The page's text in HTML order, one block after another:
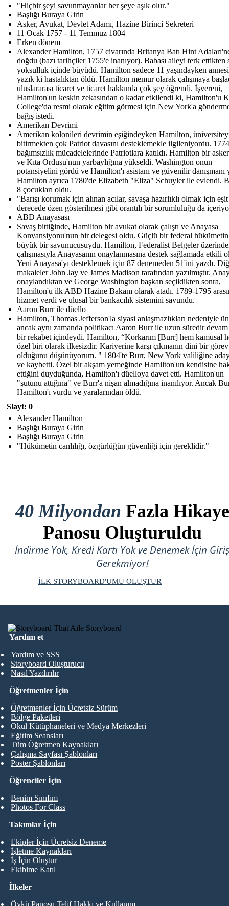
"Hiçbir şeyi savunmayanlar her şeye aşık olur."
Başlığı Buraya Girin
Asker, Avukat, Devlet Adamı, Hazine Birinci Sekreteri
11 Ocak 1757 - 11 Temmuz 1804
Erken dönem
Alexander Hamilton, 1757 civarında Britanya Batı Hint
doğdu (bazı tarihçiler 1755'e inanıyor). Babası aileyi terk ettikten
yoksulluk içinde büyüdü. Hamilton sadece 11 yaşındayken
yazık ki hastalıktan öldü. Hamilton memur olarak çalışmaya
uluslararası ticaret ve ticaret hakkında çok şey öğrendi. İşvereni,
Hamilton'un keskin zekasından o kadar etkilendi ki, Hamilton'u
College'da resmi olarak eğitim görmesi için New York'a
bağış istedi.
Amerikan Devrimi
Amerikan kolonileri devrimin eşiğindeyken Hamilton,
bitirmekten çok Patriot davasını desteklemekle ilgileniyordu.
bağımsızlık mücadelelerinde Patriotlara katıldı. Hamilton bir
ve Kıta Ordusu'nun yarbaylığına yükseldi. Washington onun
potansiyelini gördü ve Hamilton'ı asistanı ve güvenilir danışmanı
Hamilton ayrıca 1780'de Elizabeth "Eliza" Schuyler ile evlendi.
8 çocukları oldu.
"Barışı korumak için alınan acılar, savaşa hazırlıklı olmak için eşit
derecede özen gösterilmesi gibi orantılı bir sorumluluğu da
ABD Anayasası
Savaş bittiğinde, Hamilton bir avukat olarak çalıştı ve Anayasa
Konvansiyonu'nun bir delegesi oldu. Güçlü bir federal hükümetin
büyük bir savunucusuydu. Hamilton, Federalist Belgeler
çalışmasıyla Anayasanın onaylanmasına destek sağlamada etkili
Yeni Anayasa'yı desteklemek için 87 denemeden 51'ini yazdı.
makaleler John Jay ve James Madison tarafından yazılmıştır.
onaylandıktan ve George Washington başkan seçildikten sonra,
Hamilton'u ilk ABD Hazine Bakanı olarak atadı. 1789-1795
hizmet verdi ve ulusal bir bankacılık sistemini savundu.
Aaron Burr ile düello
Hamilton, Thomas Jefferson'la siyasi anlaşmazlıkları nedeniyle
ancak aynı zamanda politikacı Aaron Burr ile uzun süredir
bir rekabet içindeydi. Hamilton, “Korkarım [Burr] hem kamusal
özel biri olarak ilkesizdir. Kariyerine karşı çıkmanın dini bir görev
olduğunu düşünüyorum. " 1804'te Burr, New York valiliğine
ve kaybetti. Özel bir akşam yemeğinde Hamilton'un kendisine
ettiğini duyduğunda, Hamilton'ı düelloya davet etti. Hamilton'un
"şutunu attığına" ve Burr'a nişan almadığına inanılıyor. Ancak
Hamilton'ı vurdu ve yaralarından öldü.
Slayt: 0
Alexander Hamilton
Başlığı Buraya Girin
Başlığı Buraya Girin
"Hükümetin canlılığı, özgürlüğün güvenliği için gereklidir."
40 Milyondan Fazla Hikaye
Panosu Oluşturuldu
İndirme Yok, Kredi Kartı Yok ve Denemek İçin Giriş
Gerekmiyor!
İLK STORYBOARD'UMU OLUŞTUR
Yardım et
Yardım ve SSS
Storyboard Oluşturucu
Nasıl Yazdırılır
Öğrenciler İçin
Benim Sınıfım
Photos For Class
Öğretmenler İçin
Öğretmenler İçin Ücretsiz Sürüm
Bölge Paketleri
Okul Kütüphaneleri ve Medya Merkezleri
Eğitim Seansları
Tüm Öğretmen Kaynakları
Çalışma Sayfası Şablonları
Poster Şablonları
Takımlar İçin
Ekipler İçin Ücretsiz Deneme
İşletme Kaynakları
İş İçin Oluştur
Ekibime Katıl
İlkeler
Öykü Panosu Telif Hakkı ve Kullanım